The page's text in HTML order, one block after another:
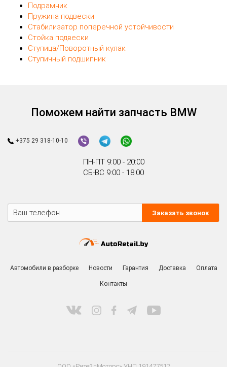
Подрамник
Пружина подвески
Стабилизатор поперечной устойчивости
Стойка подвески
Ступица/Поворотный кулак
Ступичный подшипник
Поможем найти запчасть BMW
+375 29 318-10-10
ПН-ПТ 9:00 - 20:00
СБ-ВС 9:00 - 18:00
Заказать звонок
Автомобили в разборке Новости Гарантия Доставка Оплата
Контакты